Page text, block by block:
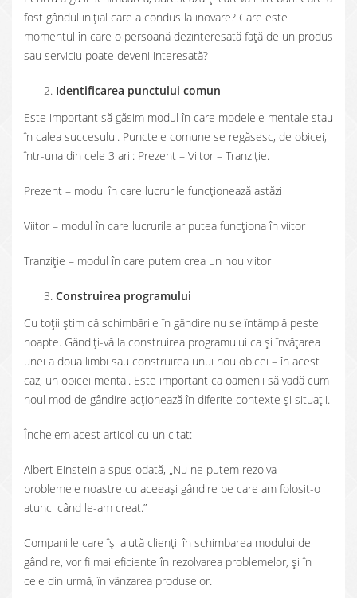
fost gândul inițial care a condus la inovare? Care este
momentul în care o persoană dezinteresată față de un produs
sau serviciu poate deveni interesată?
Identificarea punctului comun
Este important să găsim modul în care modelele mentale stau
în calea succesului. Punctele comune se regăsesc, de obicei,
într-una din cele 3 arii: Prezent – Viitor – Tranziție.
Prezent – modul în care lucrurile funcționează astăzi
Viitor – modul în care lucrurile ar putea funcționa în viitor
Tranziție – modul în care putem crea un nou viitor
Construirea programului
Cu toții știm că schimbările în gândire nu se întâmplă peste
noapte. Gândiți-vă la construirea programului ca și învățarea
unei a doua limbi sau construirea unui nou obicei – în acest
caz, un obicei mental. Este important ca oamenii să vadă cum
noul mod de gândire acționează în diferite contexte și situații.
Încheiem acest articol cu un citat:
Albert Einstein a spus odată, „Nu ne putem rezolva
problemele noastre cu aceeași gândire pe care am folosit-o
atunci când le-am creat.”
Companiile care își ajută clienții în schimbarea modului de
gândire, vor fi mai eficiente în rezolvarea problemelor, și în
cele din urmă, în vânzarea produselor.